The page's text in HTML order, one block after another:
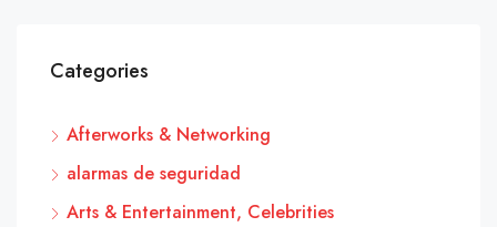
Categories
Afterworks & Networking
alarmas de seguridad
Arts & Entertainment, Celebrities